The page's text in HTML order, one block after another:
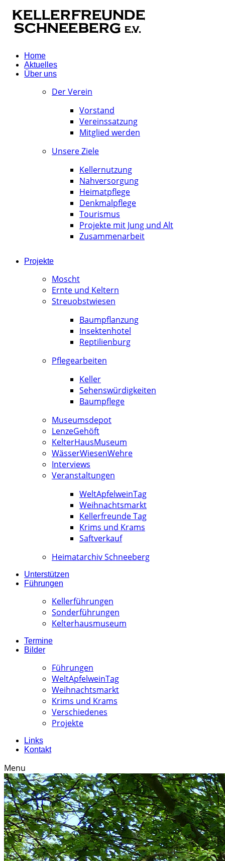
Home
Aktuelles
Über uns
Der Verein
Vorstand
Vereinssatzung
Mitglied werden
Unsere Ziele
Kellernutzung
Nahversorgung
Heimatpflege
Denkmalpflege
Tourismus
Projekte mit Jung und Alt
Zusammenarbeit
Projekte
Moscht
Ernte und Keltern
Streuobstwiesen
Baumpflanzung
Insektenhotel
Reptilienburg
Pflegearbeiten
Keller
Sehenswürdigkeiten
Baumpflege
Museumsdepot
LenzeGehöft
KelterHausMuseum
WässerWiesenWehre
Interviews
Veranstaltungen
WeltApfelweinTag
Weihnachtsmarkt
Kellerfreunde Tag
Krims und Krams
Saftverkauf
Heimatarchiv Schneeberg
Unterstützen
Führungen
Kellerführungen
Sonderführungen
Kelterhausmuseum
Termine
Bilder
Führungen
WeltApfelweinTag
Weihnachtsmarkt
Krims und Krams
Verschiedenes
Projekte
Links
Kontakt
Menu